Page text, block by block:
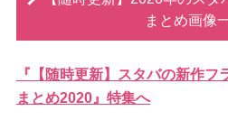
まとめ画像
『【随時更新】スタバの新作
まとめ2020』特集へ